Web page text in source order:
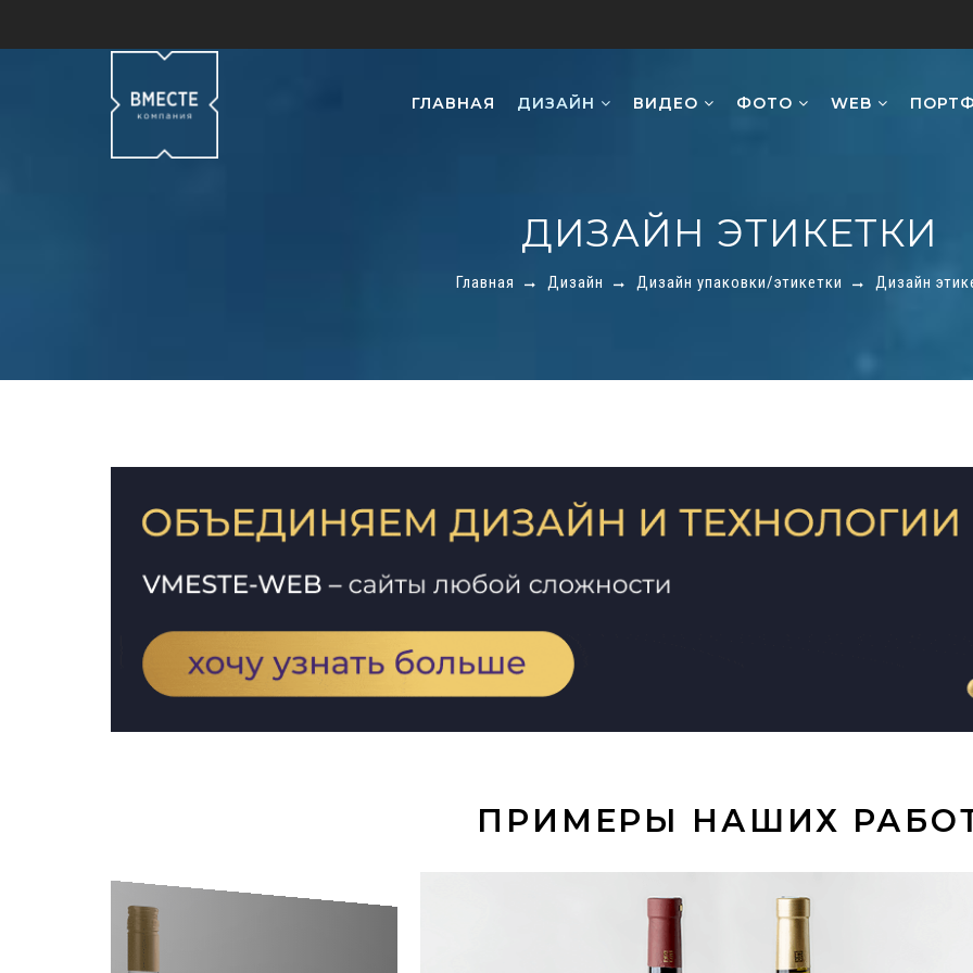
ГЛАВНАЯ ДИЗАЙН ВИДЕО ФОТО WEB
ДИЗАЙН ЭТИКЕТКИ
Главная Дизайн Дизайн упаковки/этикетки Дизайн
ПРИМЕРЫ НАШИХ